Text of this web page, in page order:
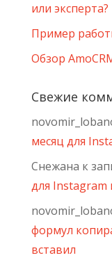
или эксперта?
Пример
Обзор
Свежие
месяц для
Снежана к
для Instagram
формул
вставил